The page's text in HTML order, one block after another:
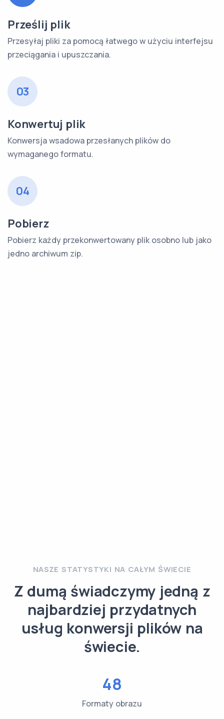
Prześlij plik
Przesyłaj pliki za pomocą łatwego w użyciu interfejsu
przeciągania i upuszczania.
03
Konwertuj plik
Konwersja wsadowa przesłanych plików do
wymaganego formatu.
04
Pobierz
Pobierz każdy przekonwertowany plik osobno lub jako
jedno archiwum zip.
NASZE STATYSTYKI NA CAŁYM ŚWIECIE
Z dumą świadczymy jedną z
najbardziej przydatnych
usług konwersji plików na
świecie.
48
Formaty obrazu